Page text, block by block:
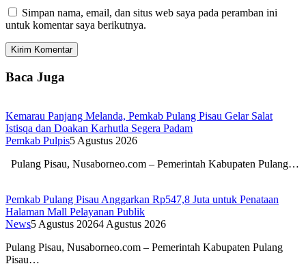
Simpan nama, email, dan situs web saya pada peramban ini
untuk komentar saya berikutnya.
Baca Juga
Kemarau Panjang Melanda, Pemkab Pulang Pisau Gelar Salat
Istisqa dan Doakan Karhutla Segera Padam
Pemkab Pulpis5 Agustus 2026
Pulang Pisau, Nusaborneo.com – Pemerintah Kabupaten Pulang…
Pemkab Pulang Pisau Anggarkan Rp547,8 Juta untuk Penataan
Halaman Mall Pelayanan Publik
News5 Agustus 20264 Agustus 2026
Pulang Pisau, Nusaborneo.com – Pemerintah Kabupaten Pulang
Pisau…